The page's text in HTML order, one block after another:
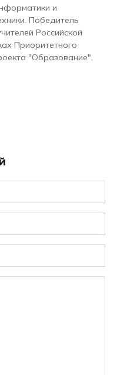
и
Победитель
Российской
Приоритетного
"Образование".